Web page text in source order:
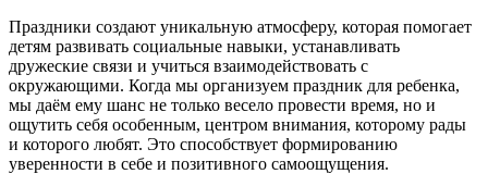
Праздники создают уникальную атмосферу, которая помогает
детям развивать социальные навыки, устанавливать
дружеские связи и учиться взаимодействовать с
окружающими. Когда мы организуем праздник для ребенка,
мы даём ему шанс не только весело провести время, но и
ощутить себя особенным, центром внимания, которому рады
и которого любят. Это способствует формированию
уверенности в себе и позитивного самоощущения.